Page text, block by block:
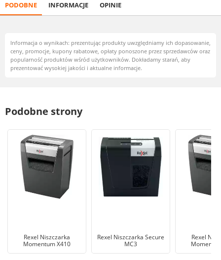
PODOBNE INFORMACJE OPINIE
Informacja o wynikach: prezentując produkty uwzględniamy ich dopasowanie,
ceny, promocje, kupony rabatowe, opłaty ponoszone przez sprzedawców oraz
popularność produktów wśród użytkowników. Dokładamy starań, aby
prezentować wysokiej jakości i aktualne informacje.
Podobne strony
Rexel Niszczarka
Momentum X410
Rexel Niszczarka Secure
MC3
Rexel